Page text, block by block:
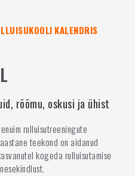
KALENDRIS
rõõmu, oskusi ja ühist
rulluisutreeningute
teekond on aidanud
kogeda rulluisutamise